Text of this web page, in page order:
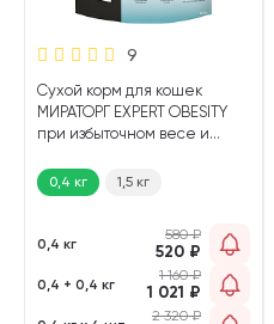
9
Сухой корм для кошек
МИРАТОРГ EXPERT OBESITY
при избыточном весе и
0,4 кг 1,5 кг
0,4 кг
580₽
520 ₽
0,4 + 0,4 кг
1 160₽
1 021 ₽
2 320₽